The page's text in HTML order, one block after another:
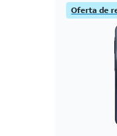
Oferta de